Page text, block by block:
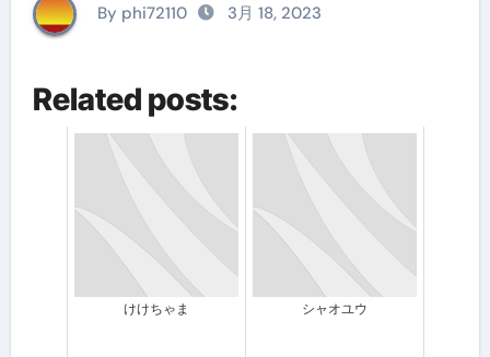
By phi72110 3月 18, 2023
Related posts:
けけちゃま シャオユウ